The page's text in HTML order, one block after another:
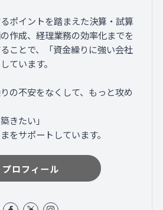
ポイントを踏まえた決算・試算
作成、経理業務の効率化までを
ことで、「資金繰りに強い会社
ています。
の不安をなくして、もっと攻め
きたい」
をサポートしています。
プロフィール